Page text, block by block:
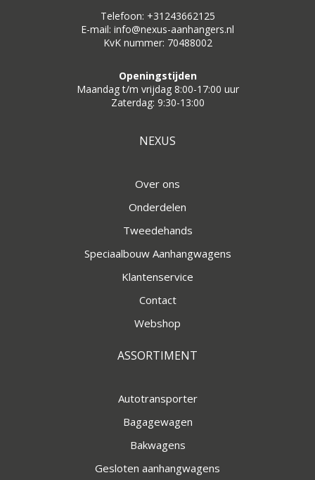
Telefoon: +31243662125
E-mail: info@nexus-aanhangers.nl
KvK nummer: 70488002
Openingstijden
Maandag t/m vrijdag 8:00-17:00 uur
Zaterdag: 9:30-13:00
NEXUS
Over ons
Onderdelen
Tweedehands
Speciaalbouw Aanhangwagens
Klantenservice
Contact
Webshop
ASSORTIMENT
Autotransporter
Bagagewagen
Bakwagens
Gesloten aanhangwagens